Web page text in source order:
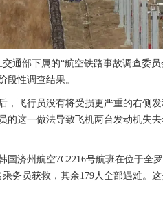
通部下属的“航空铁路事故调查委员
段性调查结果。
，飞行员没有将受损更严重的右侧
的这一做法导致飞机两台发动机失
国济州航空7C2216号航班在位于全
务员获救，其余179人全部遇难。